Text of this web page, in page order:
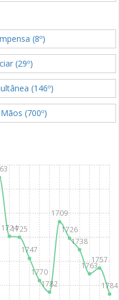
(8º)
(29º)
(146º)
(700º)
17241725
1747
1770
1782
1709
1726
1738
1763
1757
1784